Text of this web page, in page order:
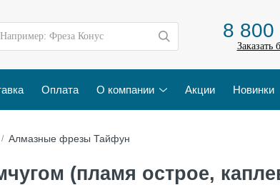
8 800
Заказать
Оплата О компании Акции Новинки
Алмазные фрезы Тайфун
(пламя острое,